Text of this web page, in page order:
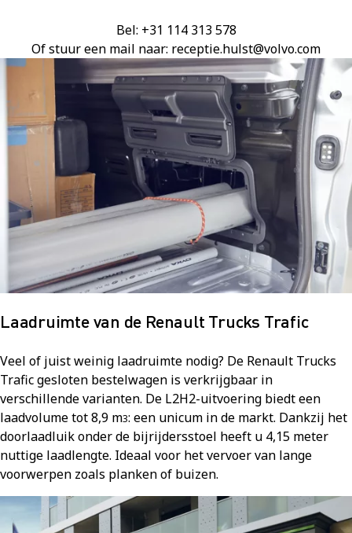
Bel: +31 114 313 578
Of stuur een mail naar: receptie.hulst@volvo.com
Laadruimte van de Renault Trucks Trafic
Veel of juist weinig laadruimte nodig? De Renault Trucks
Trafic gesloten bestelwagen is verkrijgbaar in
verschillende varianten. De L2H2-uitvoering biedt een
laadvolume tot 8,9 m3: een unicum in de markt. Dankzij het
doorlaadluik onder de bijrijdersstoel heeft u 4,15 meter
nuttige laadlengte. Ideaal voor het vervoer van lange
voorwerpen zoals planken of buizen.